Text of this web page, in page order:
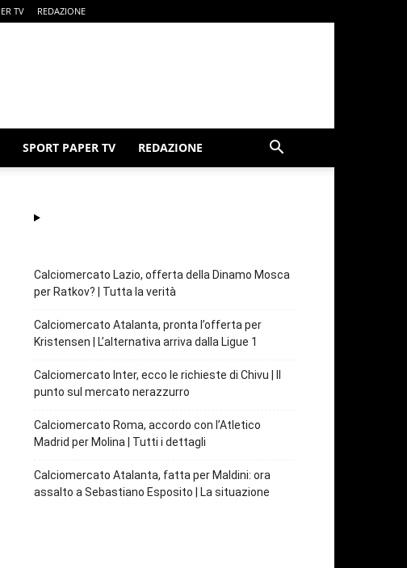
TV REDAZIONE
SPORT PAPER TV REDAZIONE
Calciomercato Lazio, offerta della Dinamo Mosca
per Ratkov? | Tutta la verità
Calciomercato Atalanta, pronta l’offerta per
Kristensen | L’alternativa arriva dalla Ligue 1
Calciomercato Inter, ecco le richieste di Chivu | Il
punto sul mercato nerazzurro
Calciomercato Roma, accordo con l’Atletico
Madrid per Molina | Tutti i dettagli
Calciomercato Atalanta, fatta per Maldini: ora
assalto a Sebastiano Esposito | La situazione